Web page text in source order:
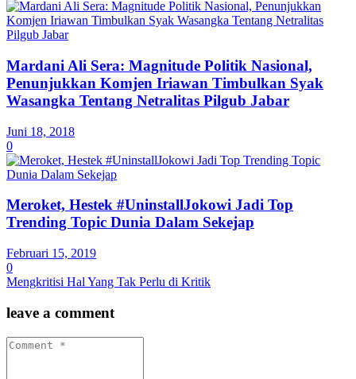
Mardani Ali Sera: Magnitude Politik Nasional,
Penunjukkan Komjen Iriawan Timbulkan Syak
Wasangka Tentang Netralitas Pilgub Jabar
Juni 18, 2018
0
Meroket, Hestek #UninstallJokowi Jadi Top
Trending Topic Dunia Dalam Sekejap
Februari 15, 2019
0
Mengkritisi Hal Yang Tak Perlu di Kritik
leave a comment